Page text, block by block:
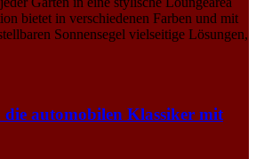
bietet in verschiedenen Farben und mit
Sonnensegel vielseitige Lösungen,
die automobilen Klassiker mit